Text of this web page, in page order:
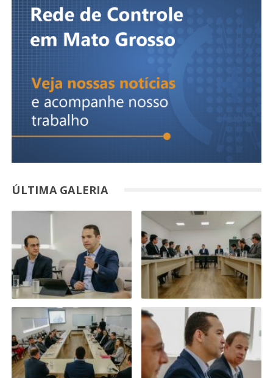
ÚLTIMA GALERIA